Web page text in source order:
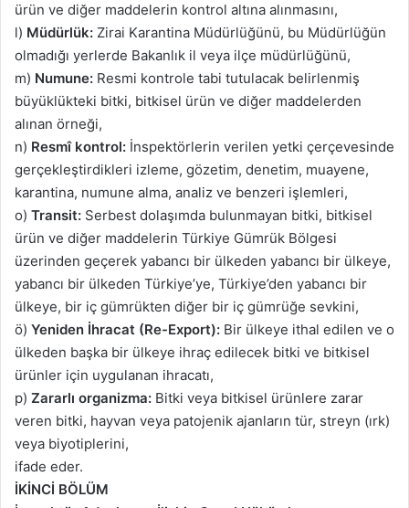
ürün ve diğer maddelerin kontrol altına alınmasını,
l) Müdürlük: Zirai Karantina Müdürlüğünü, bu Müdürlüğün
olmadığı yerlerde Bakanlık il veya ilçe müdürlüğünü,
m) Numune: Resmi kontrole tabi tutulacak belirlenmiş
büyüklükteki bitki, bitkisel ürün ve diğer maddelerden
alınan örneği,
n) Resmî kontrol: İnspektörlerin verilen yetki çerçevesinde
gerçekleştirdikleri izleme, gözetim, denetim, muayene,
karantina, numune alma, analiz ve benzeri işlemleri,
o) Transit: Serbest dolaşımda bulunmayan bitki, bitkisel
ürün ve diğer maddelerin Türkiye Gümrük Bölgesi
üzerinden geçerek yabancı bir ülkeden yabancı bir ülkeye,
yabancı bir ülkeden Türkiye’ye, Türkiye’den yabancı bir
ülkeye, bir iç gümrükten diğer bir iç gümrüğe sevkini,
ö) Yeniden İhracat (Re-Export): Bir ülkeye ithal edilen ve o
ülkeden başka bir ülkeye ihraç edilecek bitki ve bitkisel
ürünler için uygulanan ihracatı,
p) Zararlı organizma: Bitki veya bitkisel ürünlere zarar
veren bitki, hayvan veya patojenik ajanların tür, streyn (ırk)
veya biyotiplerini,
ifade eder.
İKİNCİ BÖLÜM